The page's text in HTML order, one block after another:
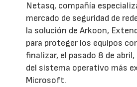
Netasq, compañía
mercado de seguridad de
la solución de Arkoon,
para proteger los equipos
finalizar, el pasado 8 de
del sistema operativo más
Microsoft.